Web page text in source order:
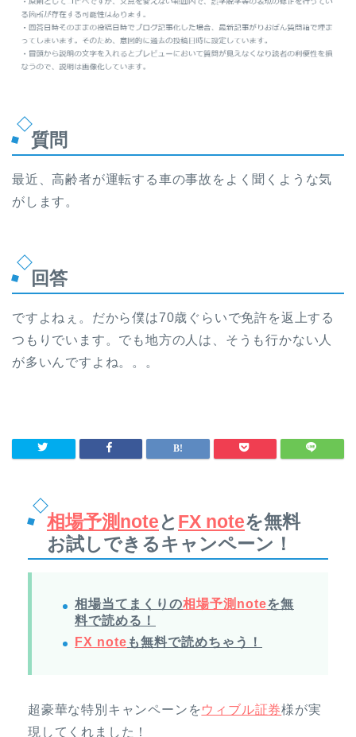
質問
最近、高齢者が運転する車の事故をよく聞くような気
がします。
回答
ですよねぇ。だから僕は70歳ぐらいで免許を返上する
つもりでいます。でも地方の人は、そうも行かない人
が多いんですよね。。。
相場予測noteとFX noteを無料
お試しできるキャンペーン！
相場当てまくりの相場予測noteを無
料で読める！
FX note も無料で読めちゃう！
超豪華な特別キャンペーンを ウィブル証券様が実
現してくれました！